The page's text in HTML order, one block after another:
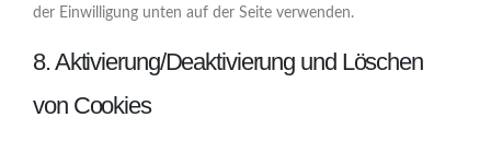
der Einwilligung unten auf der Seite verwenden.
8. Aktivierung/Deaktivierung und Löschen
von Cookies